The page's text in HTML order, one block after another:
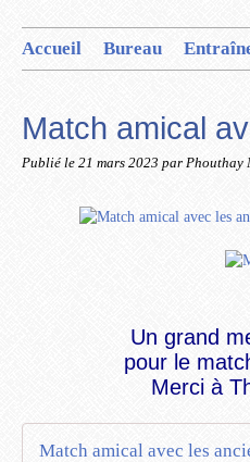
Accueil Bureau
Match amical
Publié le 21 mars 2023 par Phouthay
Un grand
pour le
Merci à
Match amical avec les